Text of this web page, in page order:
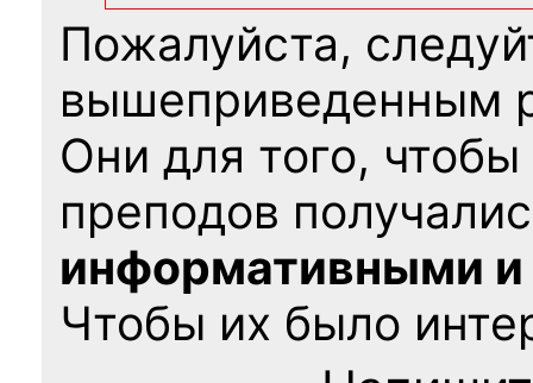
Пожалуйста,
вышеприведенным
Они для того,
преподов
информативными
Чтобы их было